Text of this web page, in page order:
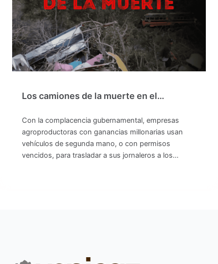
Los camiones de la muerte en el…
Con la complacencia gubernamental, empresas
agroproductoras con ganancias millonarias usan
vehículos de segunda mano, o con permisos
vencidos, para trasladar a sus jornaleros a los…